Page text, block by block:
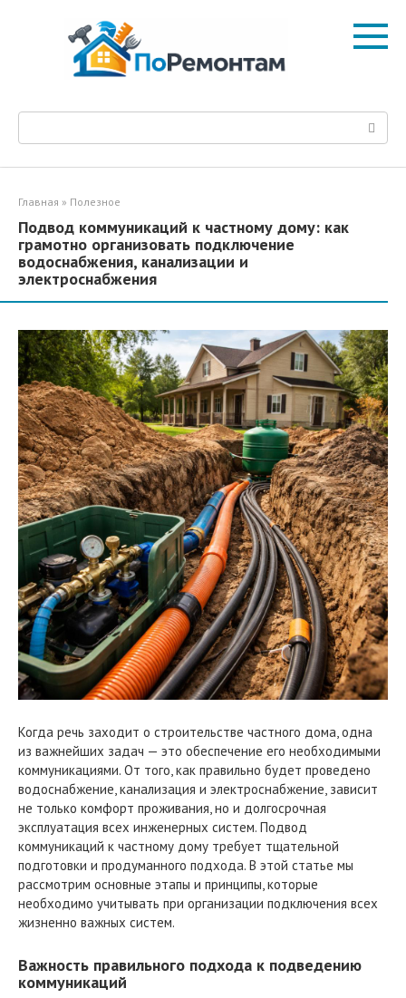
Поиск:
Главная » Полезное
Подвод коммуникаций к частному дому: как
грамотно организовать подключение
водоснабжения, канализации и
электроснабжения
Когда речь заходит о строительстве частного дома, одна
из важнейших задач — это обеспечение его необходимыми
коммуникациями. От того, как правильно будет проведено
водоснабжение, канализация и электроснабжение, зависит
не только комфорт проживания, но и долгосрочная
эксплуатация всех инженерных систем. Подвод
коммуникаций к частному дому требует тщательной
подготовки и продуманного подхода. В этой статье мы
рассмотрим основные этапы и принципы, которые
необходимо учитывать при организации подключения всех
жизненно важных систем.
Важность правильного подхода к подведению
коммуникаций